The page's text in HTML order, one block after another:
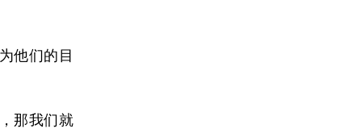
他们的目
那我们就